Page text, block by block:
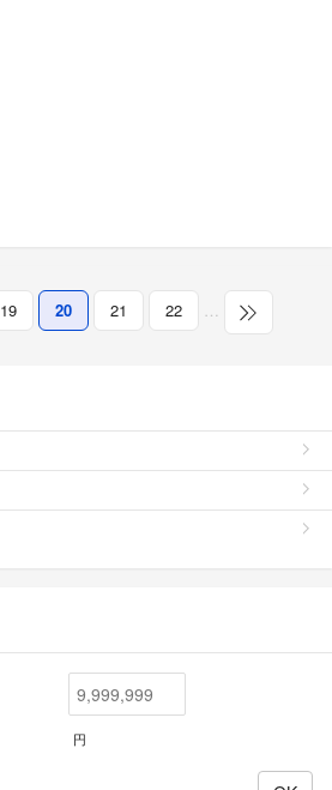
19 20 21 22 …
円